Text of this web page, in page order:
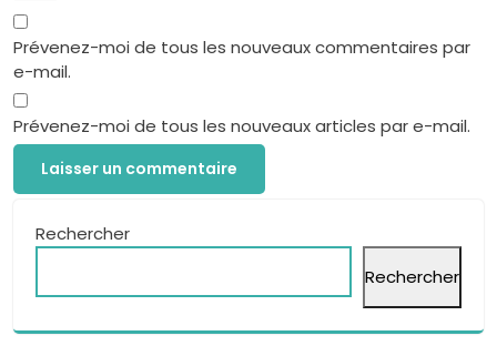
Prévenez-moi de tous les nouveaux commentaires par
e-mail.
Prévenez-moi de tous les nouveaux articles par e-mail.
Rechercher
Rechercher